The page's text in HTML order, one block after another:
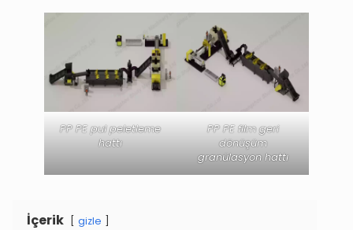
PP PE pul peletleme
hattı
PP PE film geri
dönüşüm
granülasyon hattı
İçerik gizle